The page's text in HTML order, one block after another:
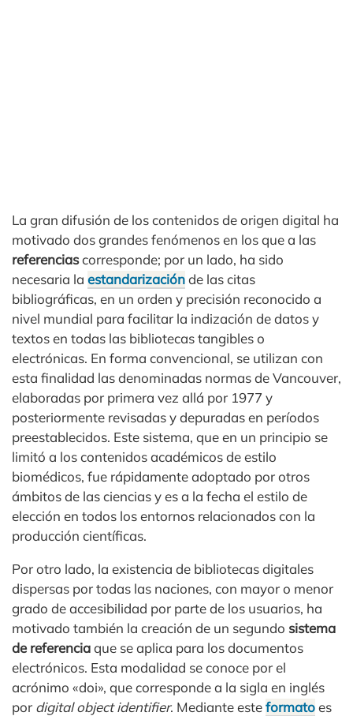
La gran difusión de los contenidos de origen digital ha
motivado dos grandes fenómenos en los que a las
referenciascorresponde; por un lado, ha sido
necesaria la estandarizaciónde las citas
bibliográficas, en un orden y precisión reconocido a
nivel mundial para facilitar la indización de datos y
textos en todas las bibliotecas tangibles o
electrónicas. En forma convencional, se utilizan con
esta finalidad las denominadas normas de Vancouver,
elaboradas por primera vez allá por 1977 y
posteriormente revisadas y depuradas en períodos
preestablecidos. Este sistema, que en un principio se
limitó a los contenidos académicos de estilo
biomédicos, fue rápidamente adoptado por otros
ámbitos de las ciencias y es a la fecha el estilo de
elección en todos los entornos relacionados con la
producción científicas.
Por otro lado, la existencia de bibliotecas digitales
dispersas por todas las naciones, con mayor o menor
grado de accesibilidad por parte de los usuarios, ha
motivado también la creación de un segundo sistema
de referenciaque se aplica para los documentos
electrónicos. Esta modalidad se conoce por el
acrónimo «doi», que corresponde a la sigla en inglés
por digital object identifier. Mediante esteformatoes